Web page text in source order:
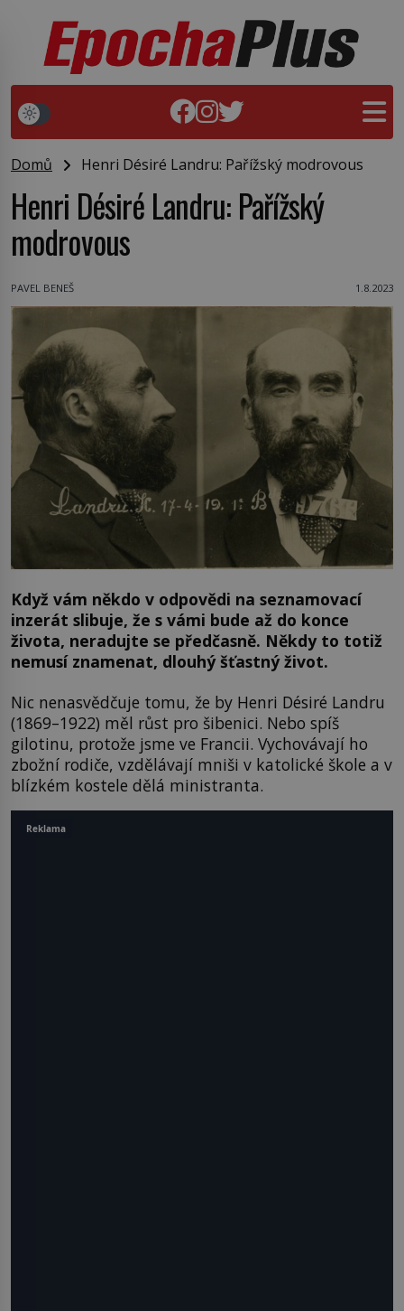
Domů Henri Désiré Landru: Pařížský modrovous
Henri Désiré Landru: Pařížský
modrovous
PAVEL BENEŠ 1.8.2023
Když vám někdo v odpovědi na seznamovací
inzerát slibuje, že s vámi bude až do konce
života, neradujte se předčasně. Někdy to totiž
nemusí znamenat, dlouhý šťastný život.
Nic nenasvědčuje tomu, že by Henri Désiré Landru
(1869–1922) měl růst pro šibenici. Nebo spíš
gilotinu, protože jsme ve Francii. Vychovávají ho
zbožní rodiče, vzdělávají mniši v katolické škole a v
blízkém kostele dělá ministranta.
Reklama